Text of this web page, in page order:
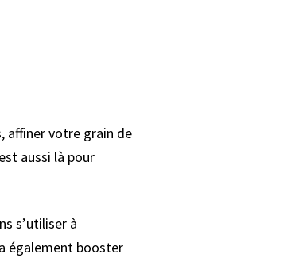
affiner votre grain de
aussi là pour
s’utiliser à
également booster